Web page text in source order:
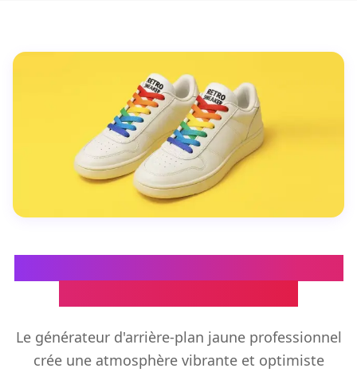
Le générateur d'arrière-plan jaune professionnel
crée une atmosphère vibrante et optimiste